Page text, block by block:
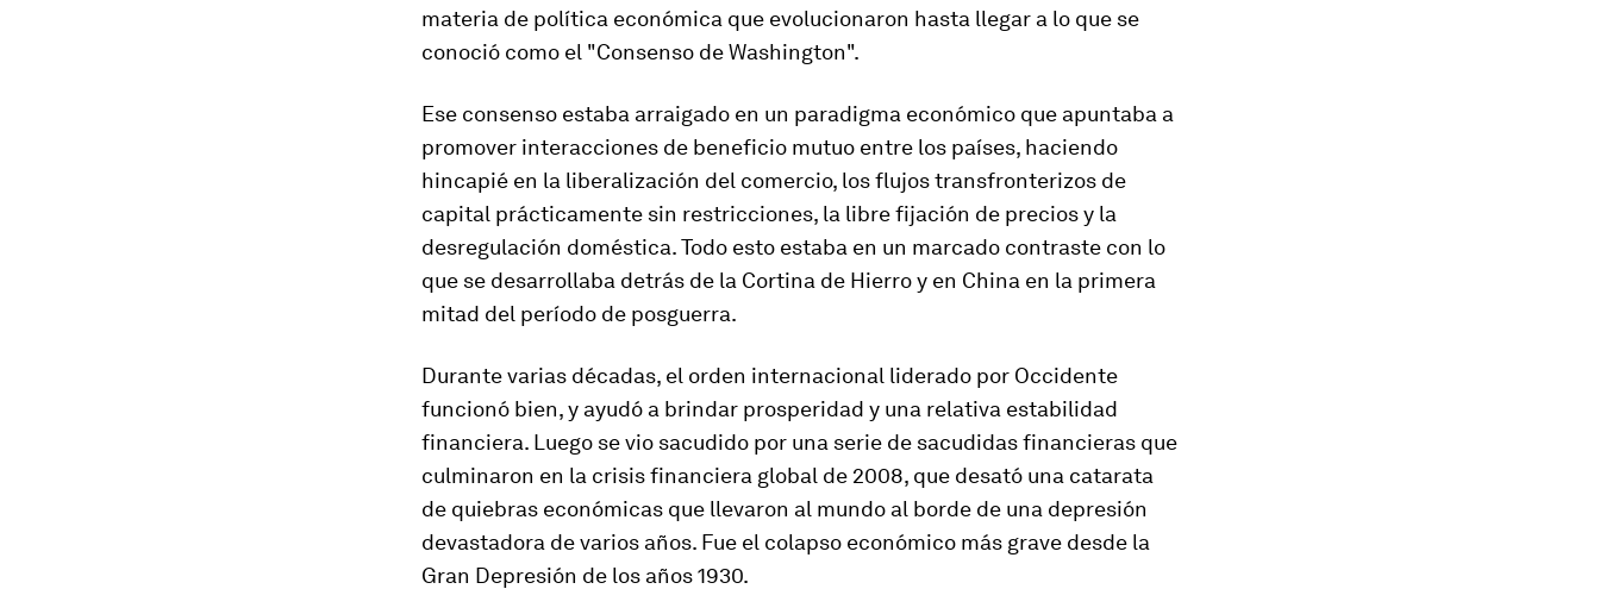
materia de política económica que evolucionaron hasta llegar a lo que se
conoció como el "Consenso de Washington".
Ese consenso estaba arraigado en un paradigma económico que apuntaba a
promover interacciones de beneficio mutuo entre los países, haciendo
hincapié en la liberalización del comercio, los flujos transfronterizos de
capital prácticamente sin restricciones, la libre fijación de precios y la
desregulación doméstica. Todo esto estaba en un marcado contraste con lo
que se desarrollaba detrás de la Cortina de Hierro y en China en la primera
mitad del período de posguerra.
Durante varias décadas, el orden internacional liderado por Occidente
funcionó bien, y ayudó a brindar prosperidad y una relativa estabilidad
financiera. Luego se vio sacudido por una serie de sacudidas financieras que
culminaron en la crisis financiera global de 2008, que desató una catarata
de quiebras económicas que llevaron al mundo al borde de una depresión
devastadora de varios años. Fue el colapso económico más grave desde la
Gran Depresión de los años 1930.